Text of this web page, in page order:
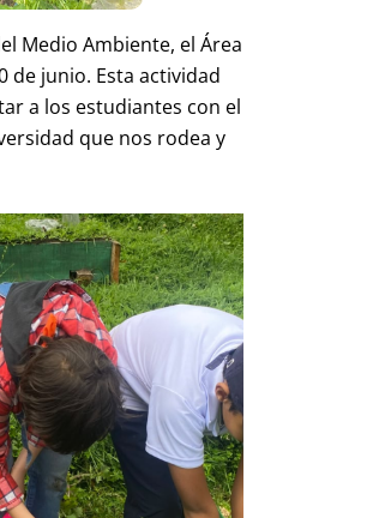
Medio Ambiente, el Área
de junio. Esta actividad
a los estudiantes con el
que nos rodea y